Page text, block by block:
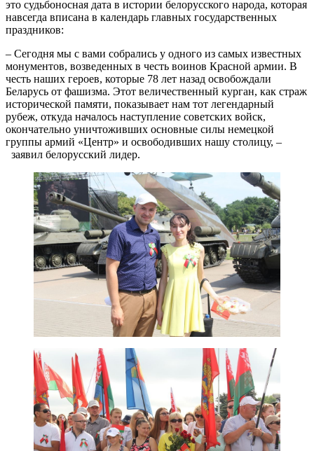
это судьбоносная дата в истории белорусского народа, которая
навсегда вписана в календарь главных государственных
праздников:
– Сегодня мы с вами собрались у одного из самых известных
монументов, возведенных в честь воинов Красной армии. В
честь наших героев, которые 78 лет назад освобождали
Беларусь от фашизма. Этот величественный курган, как страж
исторической памяти, показывает нам тот легендарный
рубеж, откуда началось наступление советских войск,
окончательно уничтоживших основные силы немецкой
группы армий «Центр» и освободивших нашу столицу, –
заявил белорусский лидер.